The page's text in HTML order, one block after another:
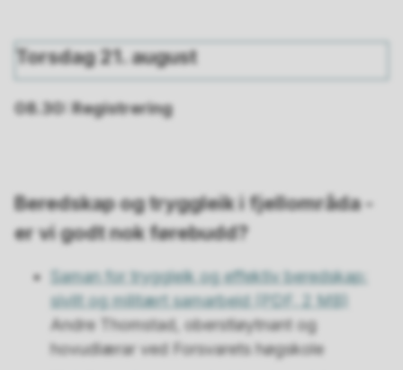
Torsdag 21. august
08.30: Registrering
Beredskap og tryggleik i fjellområda -
er vi godt nok førebudd?
Saman for tryggleik og effektiv beredskap:
sivilt og militært samarbeid(PDF, 2 MB)
Andre Thomstad, oberstløytnant og
hovudlærar ved Forsvarets høgskole